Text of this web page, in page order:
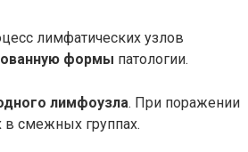
лимфатических узлов
формы патологии.
лимфоузла. При поражении
в смежных группах.